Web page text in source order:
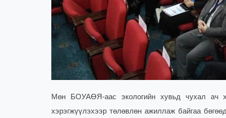
Мөн БОУАӨЯ-аас экологийн хувьд чухал ач
хэрэгжүүлэхээр төлөвлөн ажиллаж байгаа